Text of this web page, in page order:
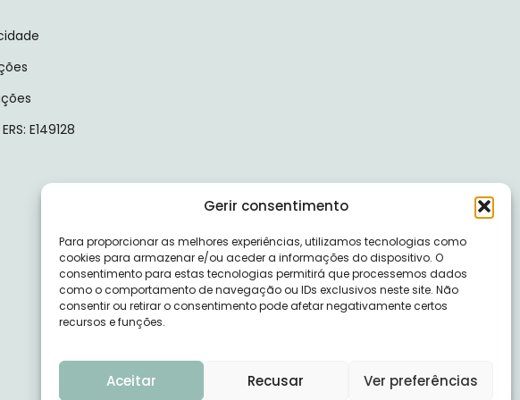
Gerir consentimento
Para proporcionar as melhores experiências, utilizamos tecnologias como
cookies para armazenar e/ou aceder a informações do dispositivo. O
consentimento para estas tecnologias permitirá que processemos dados
como o comportamento de navegação ou IDs exclusivos neste site. Não
consentir ou retirar o consentimento pode afetar negativamente certos
recursos e funções.
Aceitar Recusar Ver preferências
E149128